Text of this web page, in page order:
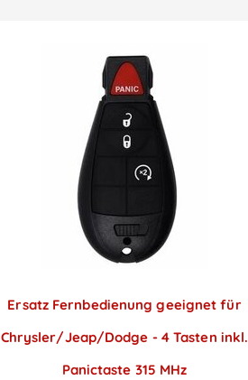
Ersatz Fernbedienung geeignet für
Chrysler/Jeap/Dodge - 4 Tasten inkl.
Panictaste 315 MHz